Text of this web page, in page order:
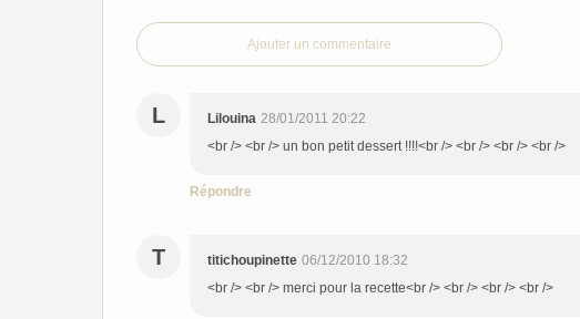
Ajouter un commentaire
L Lilouina 28/01/2011 20:22
<br /> <br /> un bon petit dessert !!!!<br /> <br /> <br /> <br />
Répondre
T titichoupinette 06/12/2010 18:32
<br /> <br /> merci pour la recette<br /> <br /> <br /> <br />